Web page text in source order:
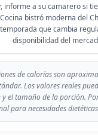
informe a su camarero si
bistró moderna del
que cambia
disponibilidad del
de calorías son
Los valores reales
el tamaño de la porción.
para necesidades